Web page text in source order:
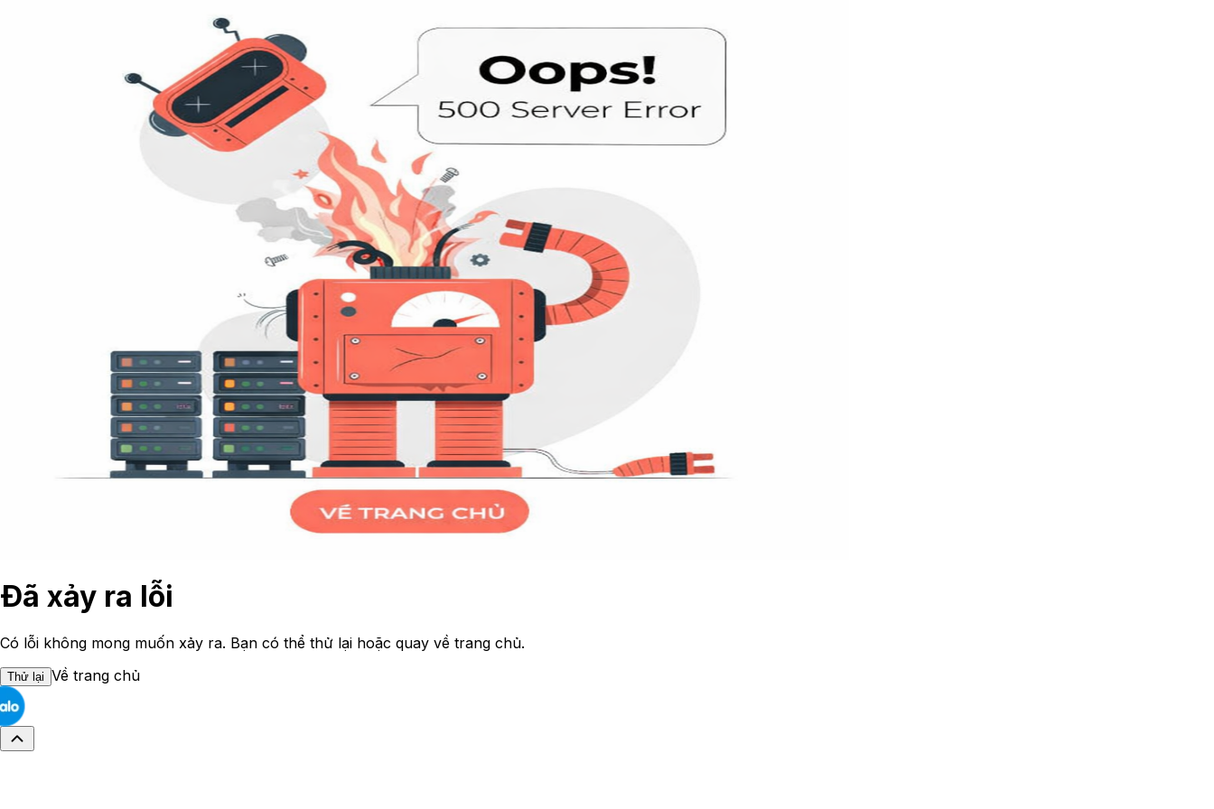
Đã xảy ra lỗi
Có lỗi không mong muốn xảy ra. Bạn có thể thử lại hoặc quay về trang chủ.
Thử lại Về trang chủ